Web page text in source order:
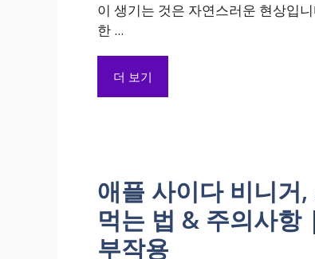
이 생기는 것은 자연스러운 현상입
한 ...
더 보기
애플 사이다 비니거
먹는 법 & 주의사항
부작용